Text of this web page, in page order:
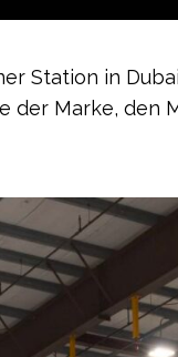
Station in
Marke, den